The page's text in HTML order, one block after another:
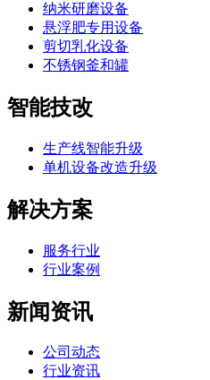
纳米研磨设备
悬浮肥专用设备
剪切乳化设备
不锈钢釜和罐
智能技改
生产线智能升级
单机设备改造升级
解决方案
服务行业
行业案例
新闻资讯
公司动态
行业资讯